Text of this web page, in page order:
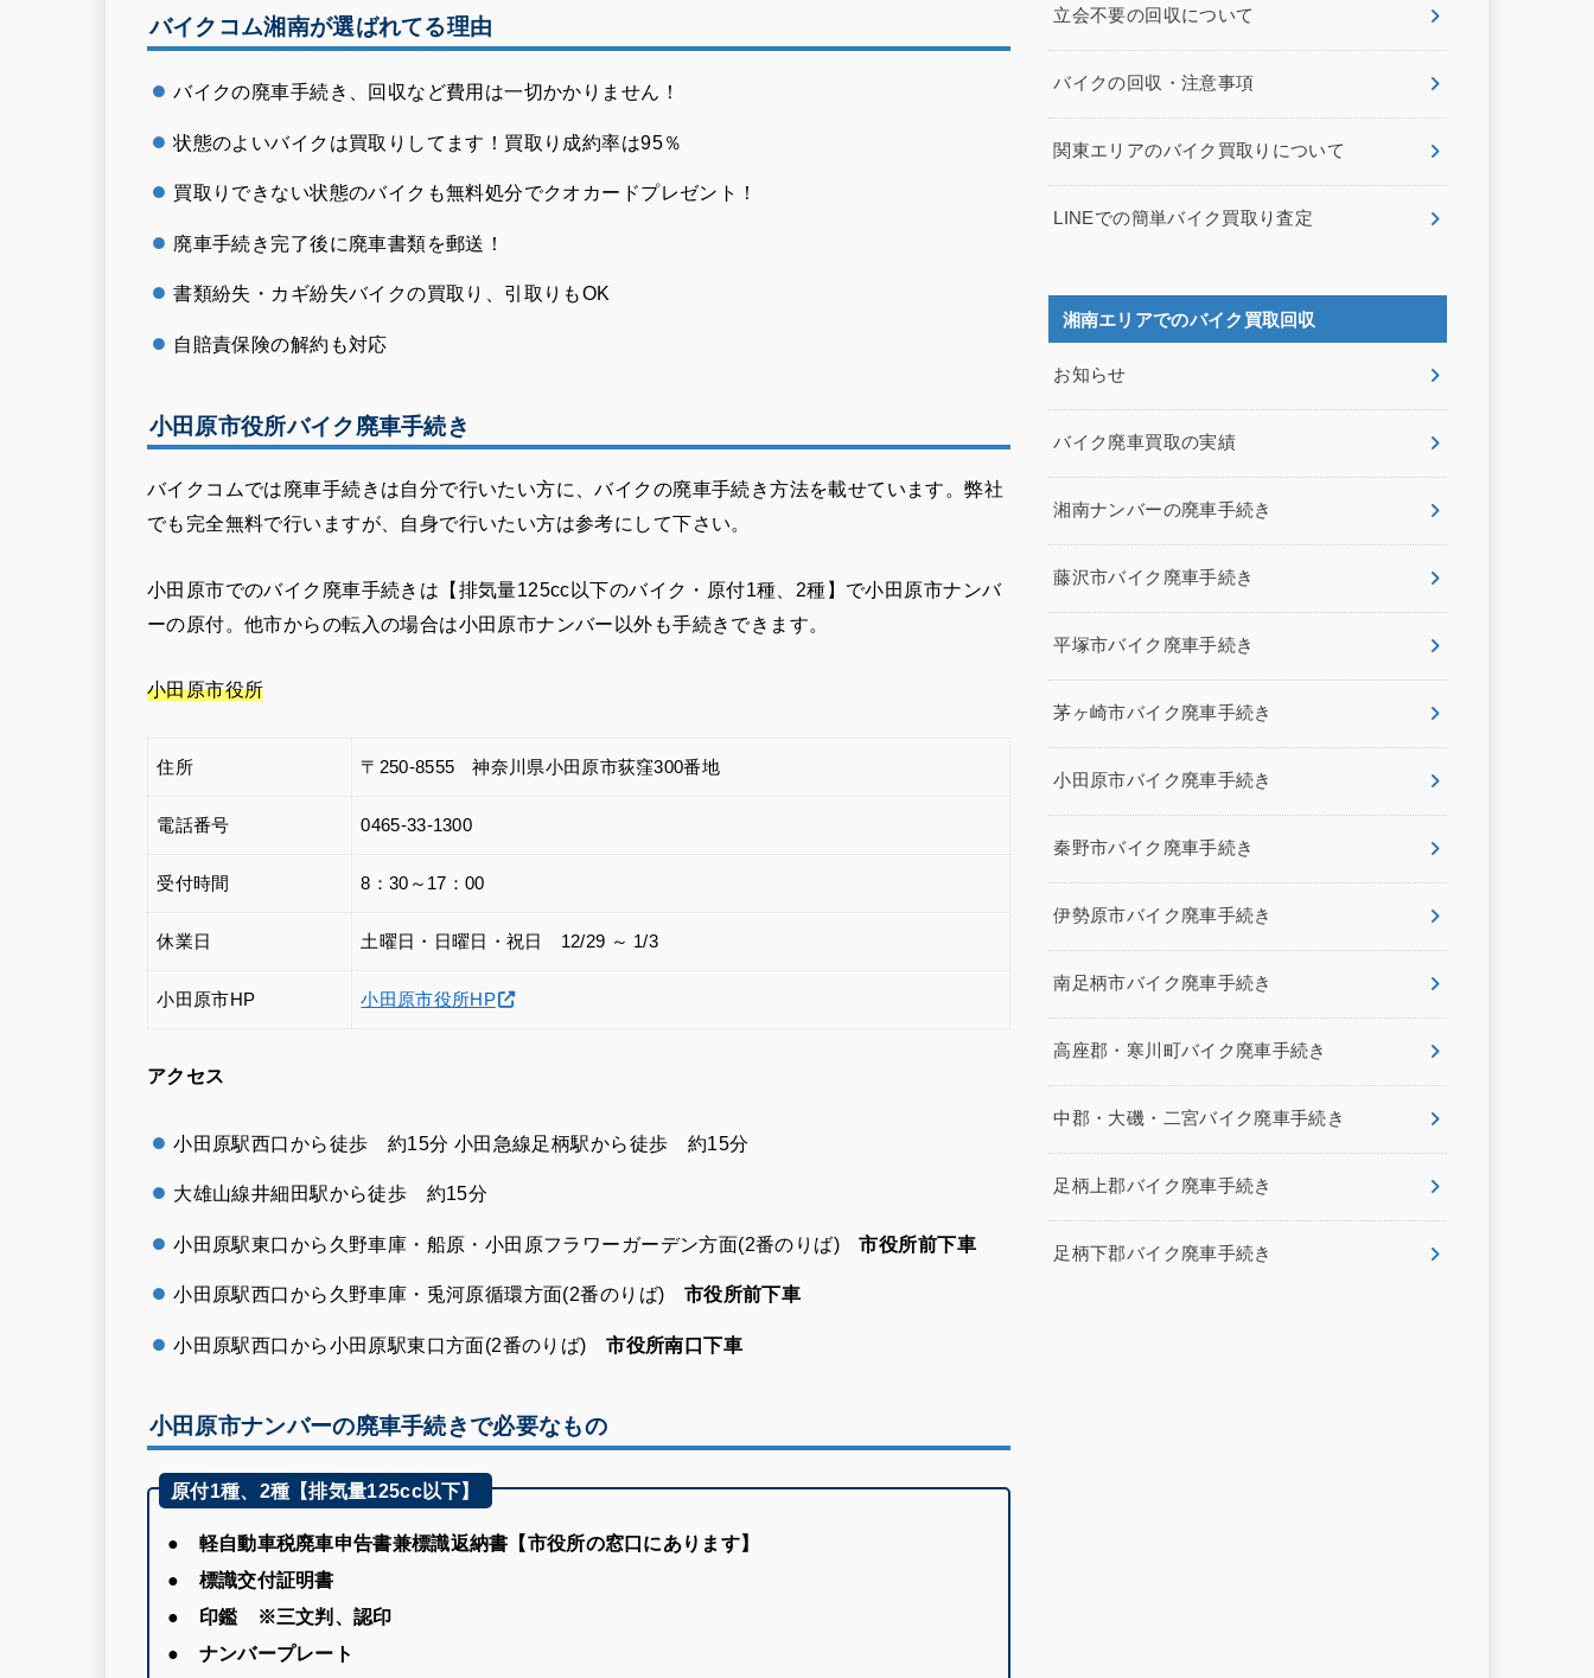
バイクコム湘南が選ばれてる理由
バイクの廃車手続き、回収など費用は一切かかりません！
状態のよいバイクは買取りしてます！買取り成約率は95％
買取りできない状態のバイクも無料処分でクオカードプレゼント！
廃車手続き完了後に廃車書類を郵送！
書類紛失・カギ紛失バイクの買取り、引取りもOK
自賠責保険の解約も対応
小田原市役所バイク廃車手続き
バイクコムでは廃車手続きは自分で行いたい方に、バイクの廃車手続き方法を載せています。弊社
でも完全無料で行いますが、自身で行いたい方は参考にして下さい。
小田原市でのバイク廃車手続きは【排気量125cc以下のバイク・原付1種、2種】で小田原市ナンバ
ーの原付。他市からの転入の場合は小田原市ナンバー以外も手続きできます。
小田原市役所
住所 〒250-8555 神奈川県小田原市荻窪300番地
電話番号 0465-33-1300
受付時間 8：30～17：00
休業日 土曜日・日曜日・祝日 12/29 ～ 1/3
小田原市HP 小田原市役所HP
アクセス
小田原駅西口から徒歩 約15分 小田急線足柄駅から徒歩 約15分
大雄山線井細田駅から徒歩 約15分
小田原駅東口から久野車庫・船原・小田原フラワーガーデン方面(2番のりば)市役所前下車
小田原駅西口から久野車庫・兎河原循環方面(2番のりば) 市役所前下車
小田原駅西口から小田原駅東口方面(2番のりば)市役所南口下車
小田原市ナンバーの廃車手続きで必要なもの
原付1種、2種【排気量125cc以下】
● 軽自動車税廃車申告書兼標識返納書【市役所の窓口にあります】
● 標識交付証明書
● 印鑑 ※三文判、認印
● ナンバープレート
立会不要の回収について
バイクの回収・注意事項
関東エリアのバイク買取りについて
LINEでの簡単バイク買取り査定
湘南エリアでのバイク買取回収
お知らせ
バイク廃車買取の実績
湘南ナンバーの廃車手続き
藤沢市バイク廃車手続き
平塚市バイク廃車手続き
茅ヶ崎市バイク廃車手続き
小田原市バイク廃車手続き
秦野市バイク廃車手続き
伊勢原市バイク廃車手続き
南足柄市バイク廃車手続き
高座郡・寒川町バイク廃車手続き
中郡・大磯・二宮バイク廃車手続き
足柄上郡バイク廃車手続き
足柄下郡バイク廃車手続き